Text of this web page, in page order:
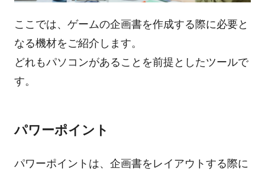
ここでは、ゲームの企画書を作成する際に必要と
なる機材をご紹介します。
どれもパソコンがあることを前提としたツールで
す。
パワーポイント
パワーポイントは、企画書をレイアウトする際に